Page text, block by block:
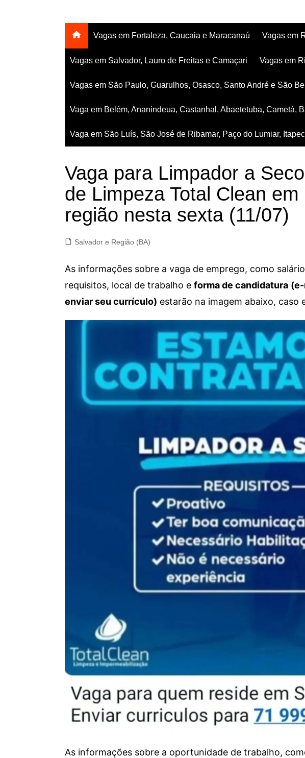
Vagas em Fortaleza, Caucaia e Maracanaú Vagas em
Vagas em Salvador, Lauro de Freitas e Camaçari Vagas em
Vagas em São Paulo, Guarulhos, Osasco, Santo André e São
Vaga em Belém, Ananindeua, Castanhal, Abaetetuba, Cametá,
Vaga em São Luís, São José de Ribamar, Paço do Lumiar,
Vaga para Limpador a
de Limpeza Total Clean
região nesta sexta (11/07)
Salvador e Região (BA)
As informações sobre a vaga de emprego, como
requisitos, local de trabalho e forma de candidatura
enviar seu currículo) estarão na imagem abaixo, caso
As informações sobre a oportunidade de trabalho,